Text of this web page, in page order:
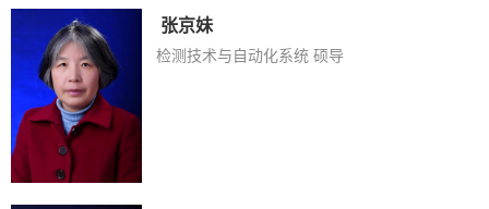
​ 张京妹
检测技术与自动化系统 硕导